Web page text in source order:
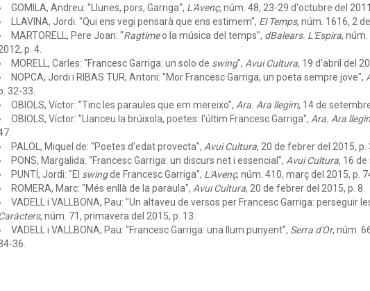
GOMILA, Andreu: "Llunes, pors, Garriga", L'Avenç, núm. 48, 23-29 d'octubre del
LLAVINA, Jordi: "Qui ens vegi pensarà que ens estimem", El Temps, núm. 1616, 2
MARTORELL, Pere Joan: "Ragtimeo la música del temps", dBalears. L'Espira, núm.
p. 4.
MORELL, Carles: "Francesc Garriga: un solo de swing", Avui Cultura, 19 d'abril del
NOPCA, Jordi i RIBAS TUR, Antoni: "Mor Francesc Garriga, un poeta sempre jove",
32-33.
OBIOLS, Víctor: "Tinc les paraules que em mereixo", Ara. Ara llegim, 14 de
OBIOLS, Víctor: "Llanceu la brúixola, poetes: l'últim Francesc Garriga", Ara. Ara
PALOL, Miquel de: "Poetes d'edat provecta", Avui Cultura, 20 de febrer del 2015, p.
PONS, Margalida: "Francesc Garriga: un discurs net i essencial", Avui Cultura, 16 de
PUNTÍ, Jordi: "El swingde Francesc Garriga", L'Avenç, núm. 410, març del 2015, p.
ROMERA, Marc: "Més enllà de la paraula", Avui Cultura, 20 de febrer del 2015, p. 8.
VADELL i VALLBONA, Pau: "Un altaveu de versos per Francesc Garriga: perseguir
, núm. 71, primavera del 2015, p. 13.
VADELL i VALLBONA, Pau: "Francesc Garriga: una llum punyent", Serra d'Or, núm.
36.